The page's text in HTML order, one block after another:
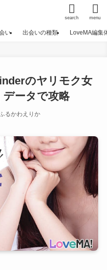
search menu
い 出会いの種類 LoveMA編集
のヤリモク女
データで攻略
るかわえりか